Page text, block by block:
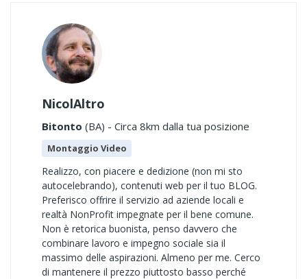
NicolAltro
Bitonto (BA) - Circa 8km dalla tua posizione
Montaggio Video
Realizzo, con piacere e dedizione (non mi sto
autocelebrando), contenuti web per il tuo BLOG.
Preferisco offrire il servizio ad aziende locali e
realtà NonProfit impegnate per il bene comune.
Non è retorica buonista, penso davvero che
combinare lavoro e impegno sociale sia il
massimo delle aspirazioni. Almeno per me. Cerco
di mantenere il prezzo piuttosto basso perché